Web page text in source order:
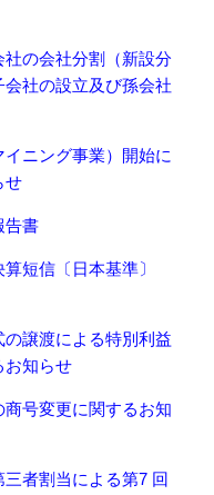
社の会社分割（新設分
社の設立及び孫会社
イニング事業）開始に
せ
告書
短信〔日本基準〕
の譲渡による特別利益
お知らせ
号変更に関するお知
三者割当による第7 回